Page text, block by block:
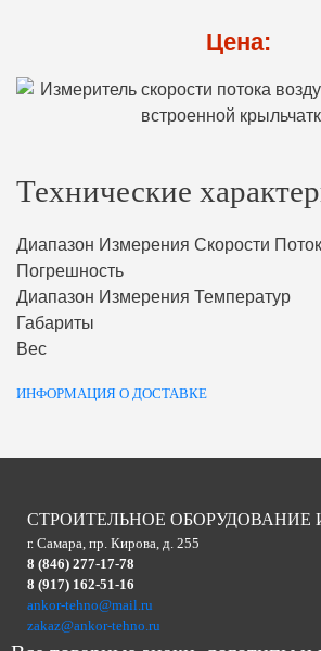
Цена:
Технические
Диапазон Измерения Скорости
Погрешность
Диапазон Измерения Температур
Габариты
Вес
ИНФОРМАЦИЯ О ДОСТАВКЕ
СТРОИТЕЛЬНОЕ ОБОРУДОВАНИЕ
г. Самара, пр. Кирова, д. 255
8 (846) 277-17-78
8 (917) 162-51-16
ankor-tehno@mail.ru
zakaz@ankor-tehno.ru